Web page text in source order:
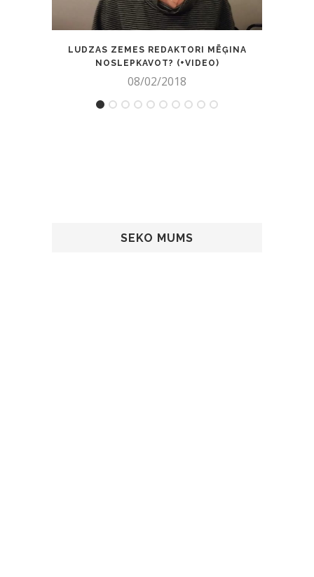
LUDZAS ZEMES REDAKTORI MĒĢINA
NOSLEPKAVOT? (+VIDEO)
08/02/2018
SEKO MUMS